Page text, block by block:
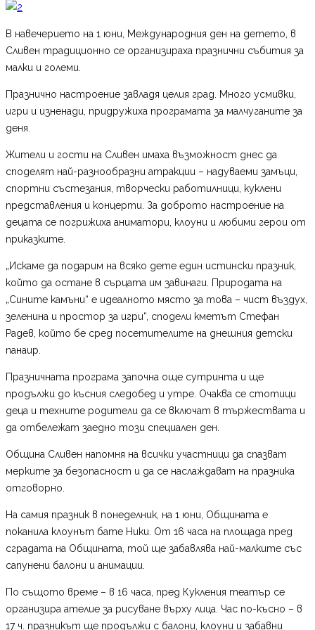
В навечерието на 1 юни, Международния ден на детето, в
Сливен традиционно се организираха празнични събития за
малки и големи.
Празнично настроение завладя целия град. Много усмивки,
игри и изненади, придружиха програмата за малчуганите за
деня.
Жители и гости на Сливен имаха възможност днес да
споделят най-разнообразни атракции – надуваеми замъци,
спортни състезания, творчески работилници, куклени
представления и концерти. За доброто настроение на
децата се погрижиха аниматори, клоуни и любими герои от
приказките.
„Искаме да подарим на всяко дете един истински празник,
който да остане в сърцата им завинаги. Природата на
„Сините камъни“ е идеалното място за това – чист въздух,
зеленина и простор за игри“, сподели кметът Стефан
Радев, който бе сред посетителите на днешния детски
панаир.
Празничната програма започна още сутринта и ще
продължи до късния следобед и утре. Очаква се стотици
деца и техните родители да се включат в тържествата и
да отбележат заедно този специален ден.
Община Сливен напомня на всички участници да спазват
мерките за безопасност и да се наслаждават на празника
отговорно.
На самия празник в понеделник, на 1 юни, Общината е
поканила клоунът бате Ники. От 16 часа на площада пред
сградата на Общината, той ще забавлява най-малките със
сапунени балони и анимации.
По същото време – в 16 часа, пред Кукления театър се
организира ателие за рисуване върху лица. Час по-късно – в
17 ч. празникът ще продължи с балони, клоуни и забавни